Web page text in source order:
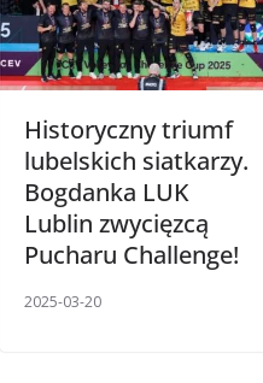
Historyczny triumf
lubelskich siatkarzy.
Bogdanka LUK
Lublin zwycięzcą
Pucharu Challenge!
2025-03-20